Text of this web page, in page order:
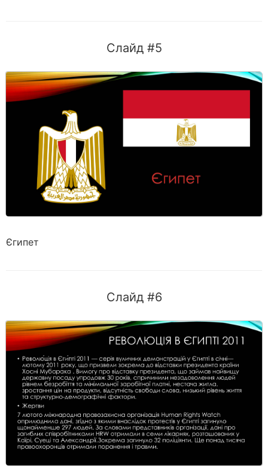
Слайд #5
Єгипет
Слайд #6